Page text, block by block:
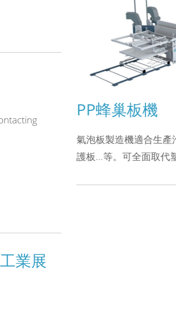
業展
、分條設備、
PP蜂巢板機
氣泡板製造機適合生
護板...等。可全面取代